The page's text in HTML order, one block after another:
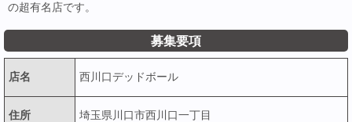
の超有名店です。
募集要項
店名 西川口デッドボール
住所 埼玉県川口市西川口一丁目